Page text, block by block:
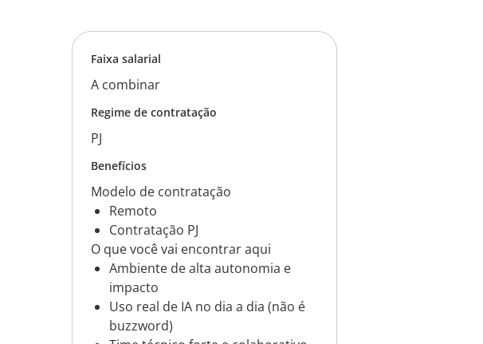
Faixa salarial
A combinar
Regime de contratação
PJ
Benefícios
Modelo de contratação
Remoto
Contratação PJ
O que você vai encontrar aqui
Ambiente de alta autonomia e
impacto
Uso real de IA no dia a dia (não é
buzzword)